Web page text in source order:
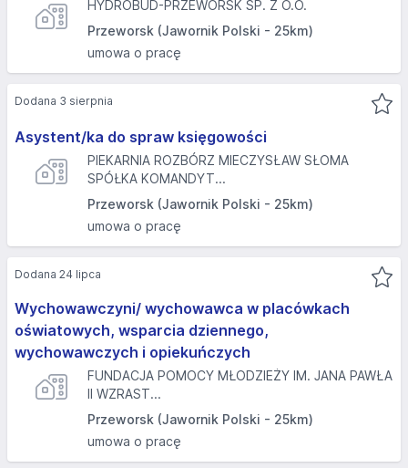
HYDROBUD-PRZEWORSK SP. Z O.O.
Przeworsk (Jawornik Polski - 25km)
umowa o pracę
Asystent/ka do spraw księgowości
PIEKARNIA ROZBÓRZ MIECZYSŁAW SŁOMA
SPÓŁKA KOMANDYT...
Przeworsk (Jawornik Polski - 25km)
umowa o pracę
Dodana 3 sierpnia
Wychowawczyni/ wychowawca w placówkach
oświatowych, wsparcia dziennego,
wychowawczych i opiekuńczych
FUNDACJA POMOCY MŁODZIEŻY IM. JANA PAWŁA
II WZRAST...
Przeworsk (Jawornik Polski - 25km)
umowa o pracę
Dodana 24 lipca